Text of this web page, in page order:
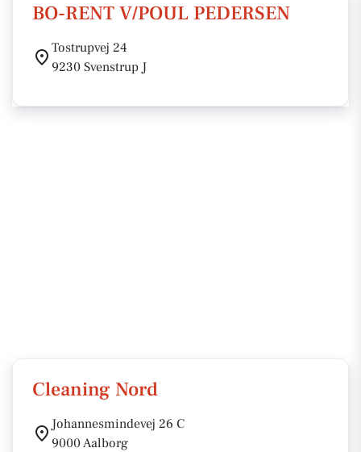
BO-RENT V/POUL PEDERSEN
Tostrupvej 24
9230 Svenstrup J
Cleaning Nord
Johannesmindevej 26 C
9000 Aalborg